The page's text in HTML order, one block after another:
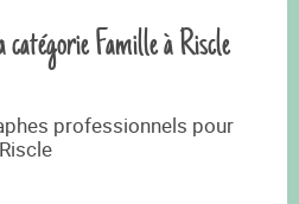
Famille à Riscle
professionnels pour